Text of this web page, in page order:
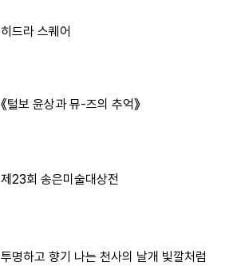
히드라 스퀘어
《털보 윤상과 뮤-즈의 추억》
제23회 송은미술대상전
투명하고 향기 나는 천사의 날개 빛깔처럼